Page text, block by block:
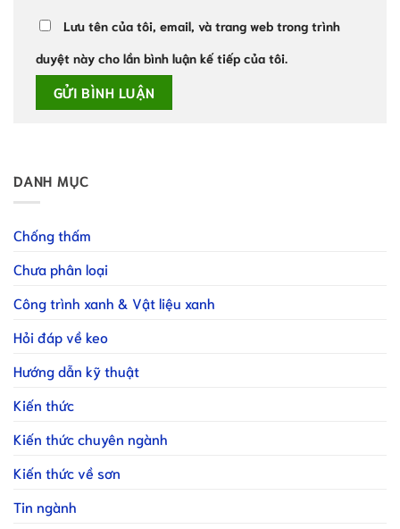
Lưu tên của tôi, email, và trang web trong trình
duyệt này cho lần bình luận kế tiếp của tôi.
DANH MỤC
Chống thấm
Chưa phân loại
Công trình xanh & Vật liệu xanh
Hỏi đáp về keo
Hướng dẫn kỹ thuật
Kiến thức
Kiến thức chuyên ngành
Kiến thức về sơn
Tin ngành